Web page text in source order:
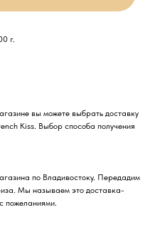
г.
вы можете выбрать доставку
Kiss. Выбор способа получения
по Владивостоку. Передадим
Мы называем это доставка-
пожеланиями.